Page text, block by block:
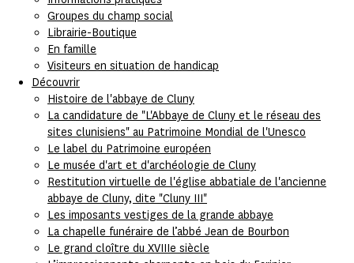
Groupes du champ social
Librairie-Boutique
En famille
Visiteurs en situation de handicap
Découvrir
Histoire de l'abbaye de Cluny
La candidature de "L'Abbaye de Cluny et le réseau des
sites clunisiens" au Patrimoine Mondial de l'Unesco
Le label du Patrimoine européen
Le musée d'art et d'archéologie de Cluny
Restitution virtuelle de l'église abbatiale de l'ancienne
abbaye de Cluny, dite "Cluny III"
Les imposants vestiges de la grande abbaye
La chapelle funéraire de l’abbé Jean de Bourbon
Le grand cloître du XVIIIe siècle